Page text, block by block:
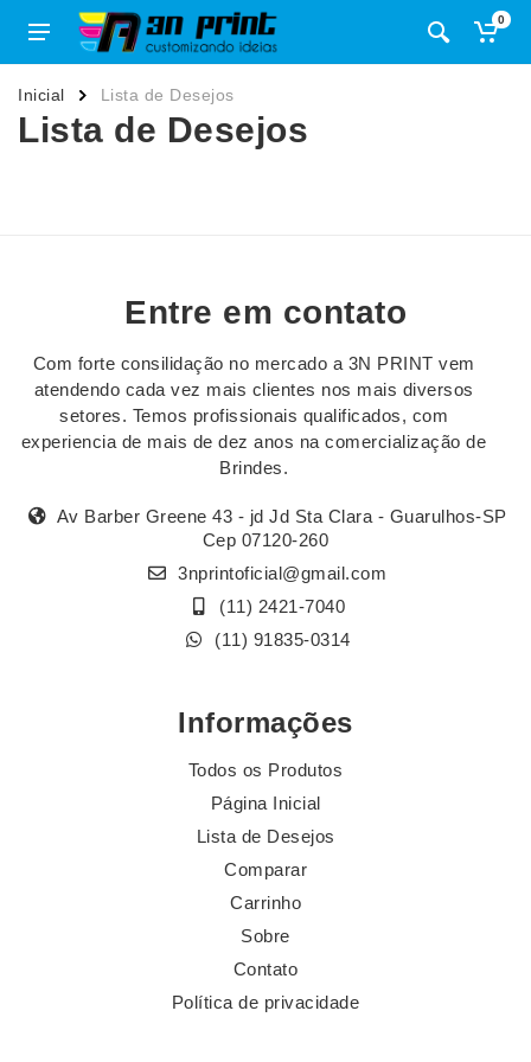
0
Inicial Lista de Desejos
Lista de Desejos
Entre em contato
Com forte consilidação no mercado a 3N PRINT vem
atendendo cada vez mais clientes nos mais diversos
setores. Temos profissionais qualificados, com
experiencia de mais de dez anos na comercialização de
Brindes.
Av Barber Greene 43 - jd Jd Sta Clara - Guarulhos-SP
Cep 07120-260
3nprintoficial@gmail.com
(11) 2421-7040
(11) 91835-0314
Informações
Todos os Produtos
Página Inicial
Lista de Desejos
Comparar
Carrinho
Sobre
Contato
Política de privacidade